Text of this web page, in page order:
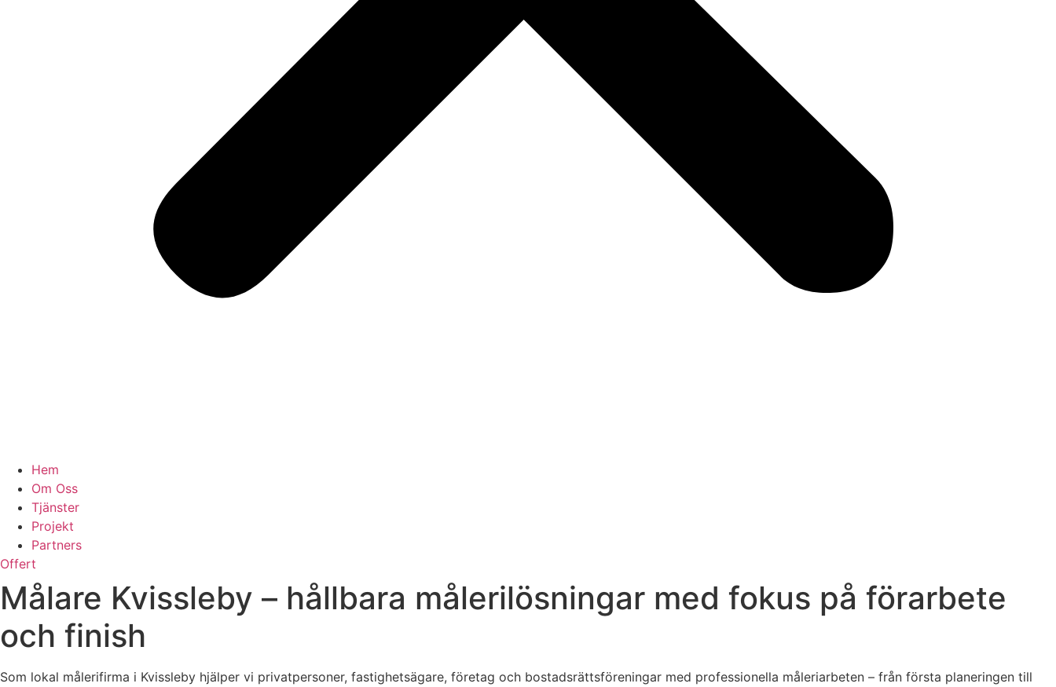
Hem
Om Oss
Tjänster
Projekt
Partners
Offert
Målare Kvissleby – hållbara målerilösningar med fokus på förarbete
och finish
Som lokal målerifirma i Kvissleby hjälper vi privatpersoner, fastighetsägare, företag och bostadsrättsföreningar med professionella måleriarbeten – från första planeringen till